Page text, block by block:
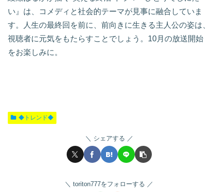
い』は、コメディと社会的テーマが見事に融合していま
す。人生の最終回を前に、前向きに生きる主人公の姿は、
視聴者に元気をもたらすことでしょう。10月の放送開始
をお楽しみに。
◆トレンド◆
シェアする
toriton777をフォローする